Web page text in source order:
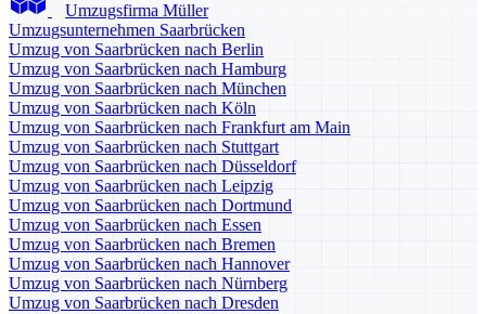
Umzugsfirma Müller
Umzugsunternehmen Saarbrücken
Umzug von Saarbrücken nach Berlin
Umzug von Saarbrücken nach Hamburg
Umzug von Saarbrücken nach München
Umzug von Saarbrücken nach Köln
Umzug von Saarbrücken nach Frankfurt am Main
Umzug von Saarbrücken nach Stuttgart
Umzug von Saarbrücken nach Düsseldorf
Umzug von Saarbrücken nach Leipzig
Umzug von Saarbrücken nach Dortmund
Umzug von Saarbrücken nach Essen
Umzug von Saarbrücken nach Bremen
Umzug von Saarbrücken nach Hannover
Umzug von Saarbrücken nach Nürnberg
Umzug von Saarbrücken nach Dresden